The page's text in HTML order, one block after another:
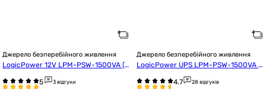
Джерело безперебійного живлення
LogicPower 12V LPM-PSW-1500VA (1
050Вт) Black (22754)
3 відгуки
Джерело безперебійного живлення
LogicPower UPS LPM-PSW-1500VA (1
050Вт) (3406)
28 відгуків